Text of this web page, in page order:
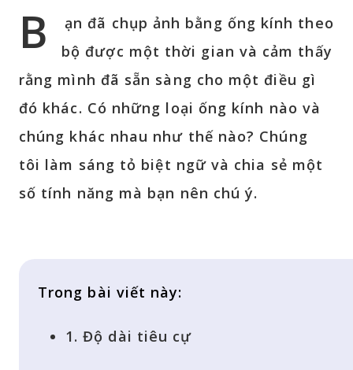
B
ạn đã chụp ảnh bằng ống kính theo
bộ được một thời gian và cảm thấy
rằng mình đã sẵn sàng cho một điều gì
đó khác. Có những loại ống kính nào và
chúng khác nhau như thế nào? Chúng
tôi làm sáng tỏ biệt ngữ và chia sẻ một
số tính năng mà bạn nên chú ý.
Trong bài viết này:
1. Độ dài tiêu cự